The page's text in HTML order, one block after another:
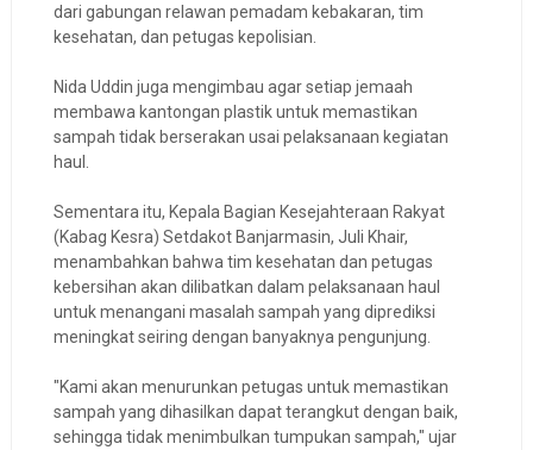
dari gabungan relawan pemadam kebakaran, tim
kesehatan, dan petugas kepolisian.
Nida Uddin juga mengimbau agar setiap jemaah
membawa kantongan plastik untuk memastikan
sampah tidak berserakan usai pelaksanaan kegiatan
haul.
Sementara itu, Kepala Bagian Kesejahteraan Rakyat
(Kabag Kesra) Setdakot Banjarmasin, Juli Khair,
menambahkan bahwa tim kesehatan dan petugas
kebersihan akan dilibatkan dalam pelaksanaan haul
untuk menangani masalah sampah yang diprediksi
meningkat seiring dengan banyaknya pengunjung.
"Kami akan menurunkan petugas untuk memastikan
sampah yang dihasilkan dapat terangkut dengan baik,
sehingga tidak menimbulkan tumpukan sampah," ujar